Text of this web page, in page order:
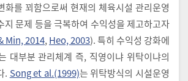
화를 꾀함으로써 현재의 체육시설 관리운영
지 문제 등을 극복하여 수익성을 제고하고자
Min, 2014,Heo, 2003). 특히 수익성 강화에
대부분 관리체계 즉, 직영이냐 위탁이냐의
. Song et al.(1999)는 위탁방식의 시설운영